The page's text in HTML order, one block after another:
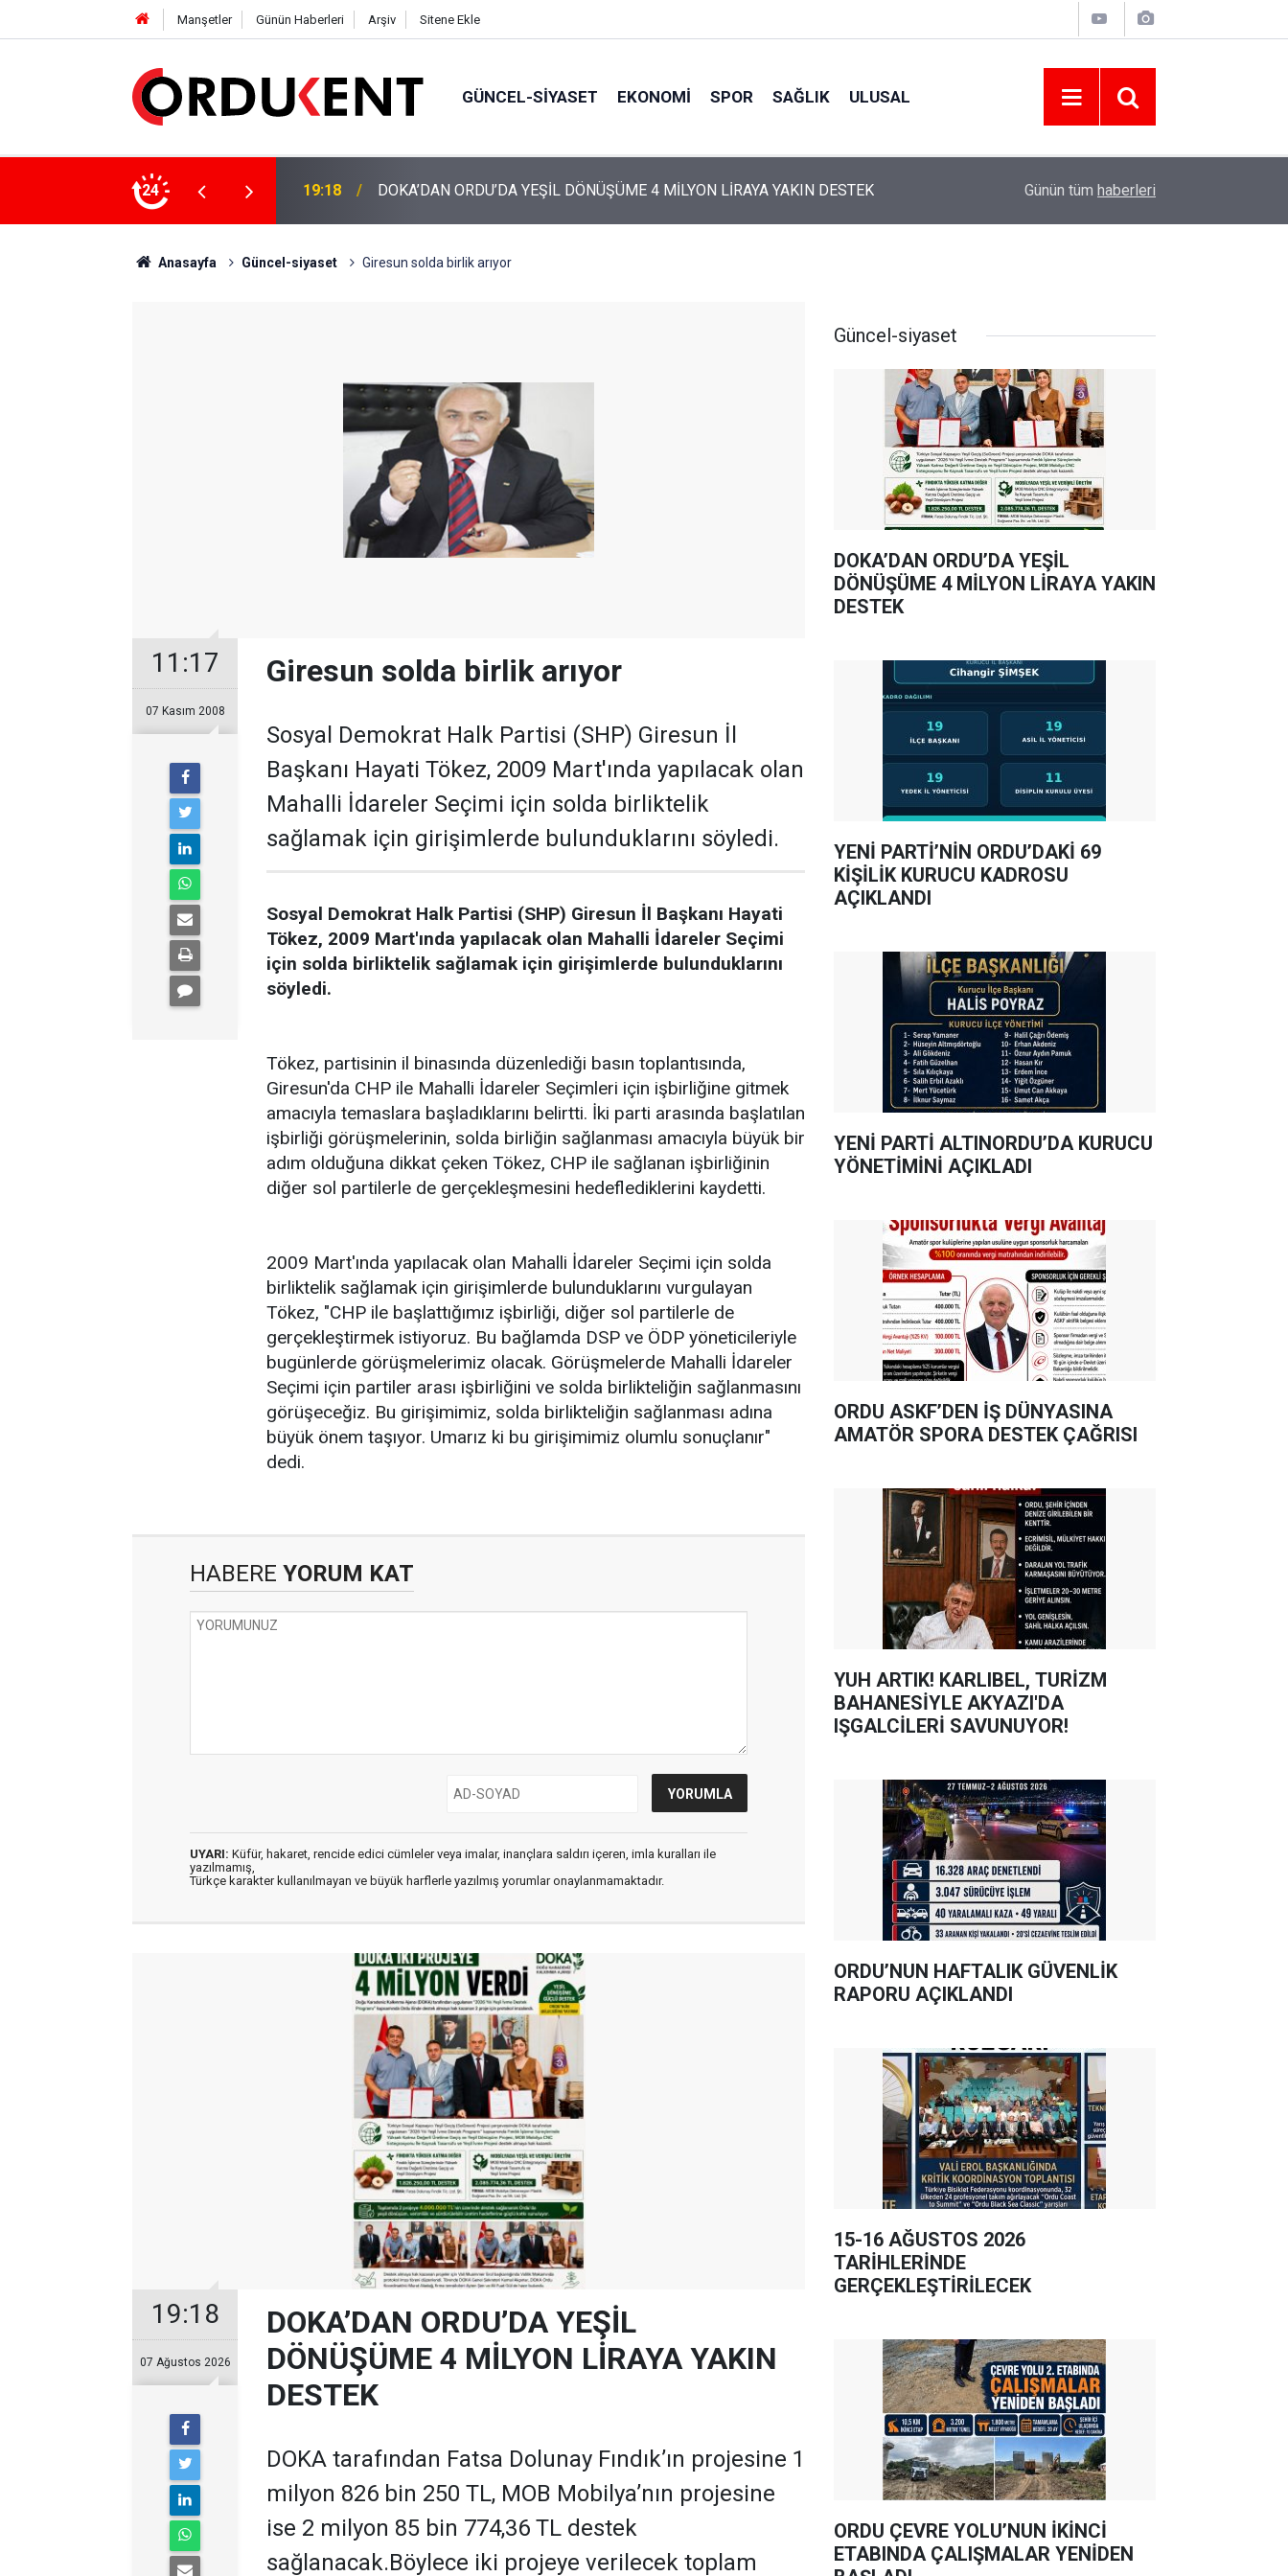
Manşetler Günün Haberleri Arşiv Sitene Ekle
GÜNCEL-SIYASET EKONOMI SPOR SAĞLIK ULUSAL
24
4 MİLYON LİRAYA YAKIN DESTEK 12:46 YENİ PARTİ’NİN ORDU’DAKİ 69 KİŞİLİK KURUCU KADROSU AÇIKLANDI YENİ PARTİ ALTINORDU’DA KURUCU
Günün tüm haberleri
Anasayfa Güncel-siyaset Giresun solda birlik arıyor
11:17
07 Kasım 2008
Giresun solda birlik arıyor
Sosyal Demokrat Halk Partisi (SHP) Giresun İl
Başkanı Hayati Tökez, 2009 Mart'ında yapılacak olan
Mahalli İdareler Seçimi için solda birliktelik
sağlamak için girişimlerde bulunduklarını söyledi.
Sosyal Demokrat Halk Partisi (SHP) Giresun İl Başkanı Hayati
Tökez, 2009 Mart'ında yapılacak olan Mahalli İdareler Seçimi
için solda birliktelik sağlamak için girişimlerde bulunduklarını
söyledi.
Tökez, partisinin il binasında düzenlediği basın toplantısında,
Giresun'da CHP ile Mahalli İdareler Seçimleri için işbirliğine gitmek
amacıyla temaslara başladıklarını belirtti. İki parti arasında başlatılan
işbirliği görüşmelerinin, solda birliğin sağlanması amacıyla büyük bir
adım olduğuna dikkat çeken Tökez, CHP ile sağlanan işbirliğinin
diğer sol partilerle de gerçekleşmesini hedeflediklerini kaydetti.
2009 Mart'ında yapılacak olan Mahalli İdareler Seçimi için solda
birliktelik sağlamak için girişimlerde bulunduklarını vurgulayan
Tökez, "CHP ile başlattığımız işbirliği, diğer sol partilerle de
gerçekleştirmek istiyoruz. Bu bağlamda DSP ve ÖDP yöneticileriyle
bugünlerde görüşmelerimiz olacak. Görüşmelerde Mahalli İdareler
Seçimi için partiler arası işbirliğini ve solda birlikteliğin sağlanmasını
görüşeceğiz. Bu girişimimiz, solda birlikteliğin sağlanması adına
büyük önem taşıyor. Umarız ki bu girişimimiz olumlu sonuçlanır"
dedi.
HABERE YORUM KAT
UYARI: Küfür, hakaret, rencide edici cümleler veya imalar, inançlara saldırı içeren, imla kuralları ile
yazılmamış,
Türkçe karakter kullanılmayan ve büyük harflerle yazılmış yorumlar onaylanmamaktadır.
19:18
07 Ağustos 2026
DOKA’DAN ORDU’DA YEŞİL
DÖNÜŞÜME 4 MİLYON LİRAYA YAKIN
DESTEK
DOKA tarafından Fatsa Dolunay Fındık’ın projesine 1
milyon 826 bin 250 TL, MOB Mobilya’nın projesine
ise 2 milyon 85 bin 774,36 TL destek
sağlanacak.Böylece iki projeye verilecek toplam
Güncel-siyaset
DOKA’DAN ORDU’DA YEŞİL
DÖNÜŞÜME 4 MİLYON LİRAYA YAKIN
DESTEK
YENİ PARTİ’NİN ORDU’DAKİ 69
KİŞİLİK KURUCU KADROSU
AÇIKLANDI
YENİ PARTİ ALTINORDU’DA KURUCU
YÖNETİMİNİ AÇIKLADI
ORDU ASKF’DEN İŞ DÜNYASINA
AMATÖR SPORA DESTEK ÇAĞRISI
YUH ARTIK! KARLIBEL, TURİZM
BAHANESİYLE AKYAZI'DA
IŞGALCİLERİ SAVUNUYOR!
ORDU’NUN HAFTALIK GÜVENLİK
RAPORU AÇIKLANDI
15-16 AĞUSTOS 2026
TARİHLERİNDE
GERÇEKLEŞTİRİLECEK
ORDU ÇEVRE YOLU’NUN İKİNCİ
ETABINDA ÇALIŞMALAR YENİDEN